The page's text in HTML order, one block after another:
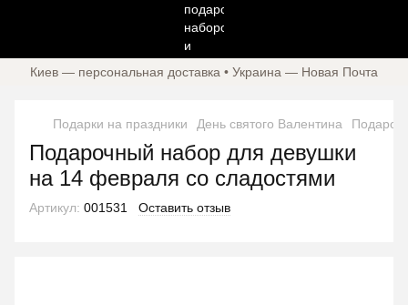
Киев — персональная доставка • Украина — Новая Почта
Подарки на праздники День святого Валентина
Подарочный набор для девушки
на 14 февраля со сладостями
Артикул: 001531 Оставить отзыв